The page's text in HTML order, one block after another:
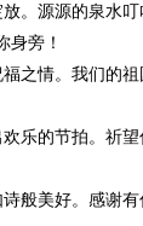
。源源的泉水
身旁！
之情。我们的
乐的节拍。祈
般美好。感谢